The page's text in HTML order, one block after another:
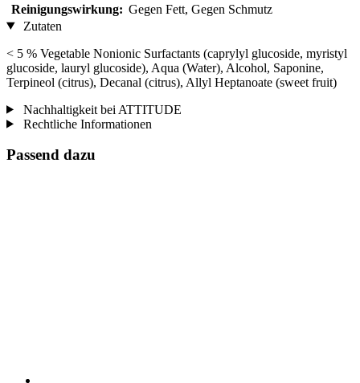
Reinigungswirkung: Gegen Fett, Gegen Schmutz
Zutaten
< 5 % Vegetable Nonionic Surfactants (caprylyl glucoside, myristyl
glucoside, lauryl glucoside), Aqua (Water), Alcohol, Saponine,
Terpineol (citrus), Decanal (citrus), Allyl Heptanoate (sweet fruit)
Nachhaltigkeit bei ATTITUDE
Rechtliche Informationen
Passend dazu